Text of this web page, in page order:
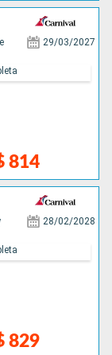
29/03/2027
814
28/02/2028
829